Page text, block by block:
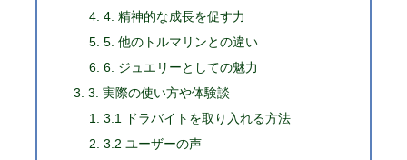
4. 精神的な成長を促す力
5. 他のトルマリンとの違い
6. ジュエリーとしての魅力
3. 実際の使い方や体験談
3.1 ドラバイトを取り入れる方法
3.2 ユーザーの声